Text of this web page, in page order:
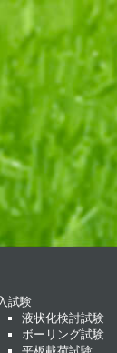
試験
液状化検討試験
ボーリング試験